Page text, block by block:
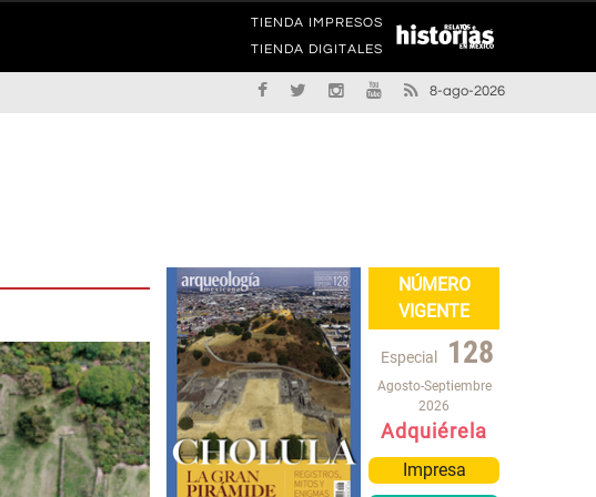
TIENDA IMPRESOS
TIENDA DIGITALES
8-ago-2026
NÚMERO
VIGENTE
Especial 128
Agosto-Septiembre
2026
Adquiérela
Impresa